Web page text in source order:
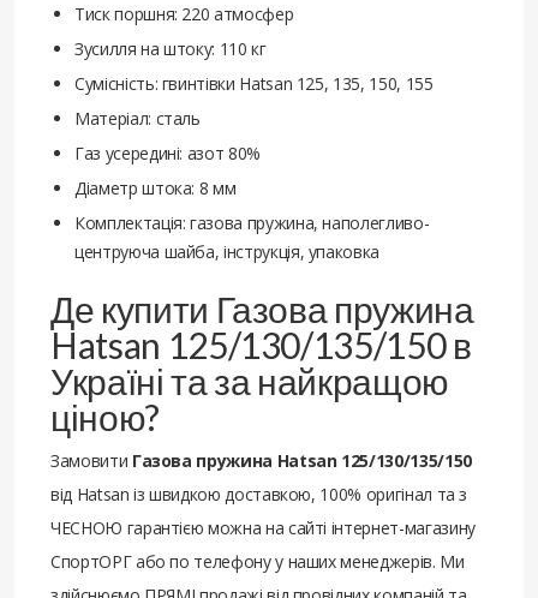
Тиск поршня: 220 атмосфер
Зусилля на штоку: 110 кг
Сумісність: гвинтівки Hatsan 125, 135, 150, 155
Матеріал: сталь
Газ усередині: азот 80%
Діаметр штока: 8 мм
Комплектація: газова пружина, наполегливо-
центруюча шайба, інструкція, упаковка
Де купити Газова пружина
Hatsan 125/130/135/150 в
Україні та за найкращою
ціною?
Замовити Газова пружина Hatsan 125/130/135/150
від Hatsan із швидкою доставкою, 100% оригінал та з
ЧЕСНОЮ гарантією можна на сайті інтернет-магазину
СпортОРГ або по телефону у наших менеджерів. Ми